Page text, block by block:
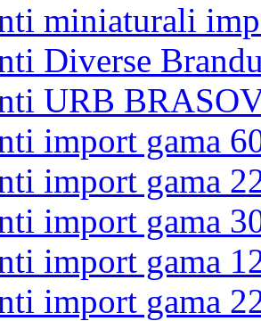
miniaturali
Diverse
URB
import gama
import gama
import gama
import gama
import gama